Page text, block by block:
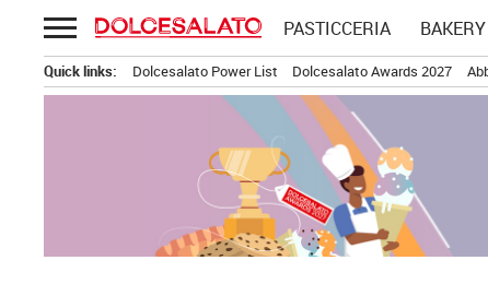
Passa
al
contenuto
PASTICCERIA BAKERY
Quick links: Dolcesalato Power List Dolcesalato Awards 2027